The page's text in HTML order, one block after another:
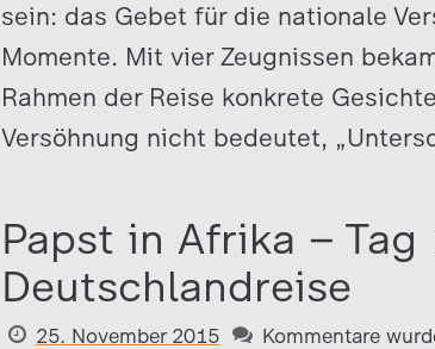
sein: das Gebet für die nationale
Momente. Mit vier Zeugnissen
Rahmen der Reise konkrete
Versöhnung nicht bedeutet,
Papst in Afrika –
Deutschlandreise
25. November 2015 Kommentare